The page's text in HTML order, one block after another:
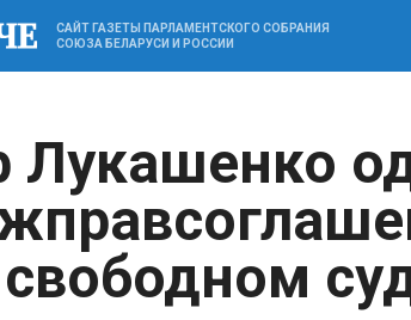
САЙТ ГАЗЕТЫ ПАРЛАМЕНТСКОГО СОБРАНИЯ
СОЮЗА БЕЛАРУСИ И РОССИИ
Лукашенко